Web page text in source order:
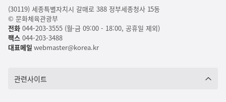
(30119) 세종특별자치시 갈매로 388 정부세종청사 15동
© 문화체육관광부
전화044-203-3555 (월-금 09:00 - 18:00, 공휴일 제외)
팩스044-203-3488
대표메일 webmaster@korea.kr
관련사이트